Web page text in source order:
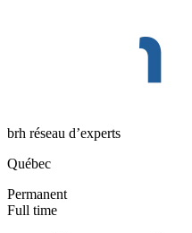
brh réseau d’experts
Québec
Permanent
Full time